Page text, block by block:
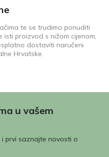
te se trudimo ponuditi
isti proizvod s nižom cijenom,
dostaviti naručeni
Hrvatske.
u vašem
prvi saznajte novosti o